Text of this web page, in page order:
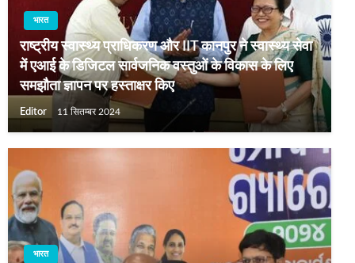
भारत
राष्ट्रीय स्वास्थ्य प्राधिकरण और IIT कानपुर ने स्वास्थ्य सेवा
में एआई के डिजिटल सार्वजनिक वस्तुओं के विकास के लिए
समझौता ज्ञापन पर हस्ताक्षर किए
Editor 11 सितम्बर 2024
भारत